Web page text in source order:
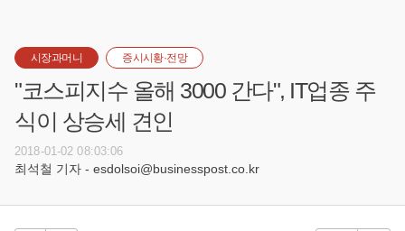
시장과머니 증시시황·전망
"코스피지수 올해 3000 간다", IT업종 주
식이 상승세 견인
2018-01-02 08:03:06
최석철 기자 - esdolsoi@businesspost.co.kr